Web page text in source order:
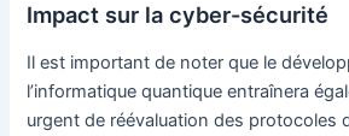
Impact sur la cyber-sécurité
Il est important de noter que le
l’informatique quantique entraînera
urgent de réévaluation des protocoles